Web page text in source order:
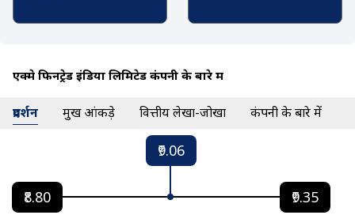
एक्मे फिनट्रेड इंडिया लिमिटेड कंपनी के बारे में
प्रदर्शन प्रमुख आंकड़े वित्तीय लेखा-जोखा कंपनी के बारे में
₹9.06
₹8.80 ₹9.35